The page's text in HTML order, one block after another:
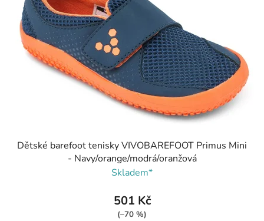
Dětské barefoot tenisky VIVOBAREFOOT Primus Mini
- Navy/orange/modrá/oranžová
Skladem*
501 Kč
(–70 %)